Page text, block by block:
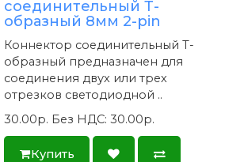
соединительный Т-
образный 8мм 2-pin
Коннектор соединительный Т-
образный предназначен для
соединения двух или трех
отрезков светодиодной ..
30.00р. Без НДС: 30.00р.
Купить